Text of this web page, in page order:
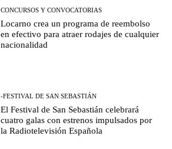
CONCURSOS Y CONVOCATORIAS
Locarno crea un programa de reembolso
en efectivo para atraer rodajes de cualquier
nacionalidad
-FESTIVAL DE SAN SEBASTIÁN
El Festival de San Sebastián celebrará
cuatro galas con estrenos impulsados por
la Radiotelevisión Española